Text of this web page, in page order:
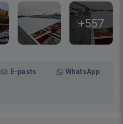
+557
E-pasts WhatsApp